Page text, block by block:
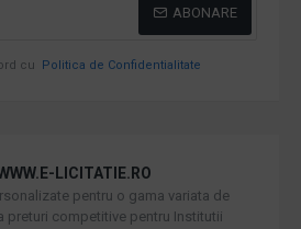
ABONARE
cu Politica de Confidentialitate
LICITATIE.RO
pentru o gama variata de
preturi competitive pentru Institutii